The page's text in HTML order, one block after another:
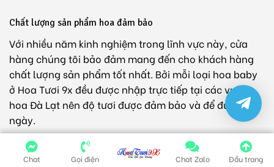
Chất lượng sản phẩm hoa đảm bảo
Với nhiều năm kinh nghiệm trong lĩnh vực này, cửa
hàng chúng tôi bảo đảm mang đến cho khách hàng
chất lượng sản phẩm tốt nhất. Bởi mỗi loại hoa baby
ở Hoa Tươi 9x đều được nhập trực tiếp tại các vườn
hoa Đà Lạt nên độ tươi được đảm bảo và để được lâu
ngày.
Không chỉ thế, chúng tôi còn tuyển chọn kỹ lưỡng tùy
cành hoa một trước khi các nghệ nhân thực hiện cắm
Chat Gọi điện Chat Zalo Đầu trang